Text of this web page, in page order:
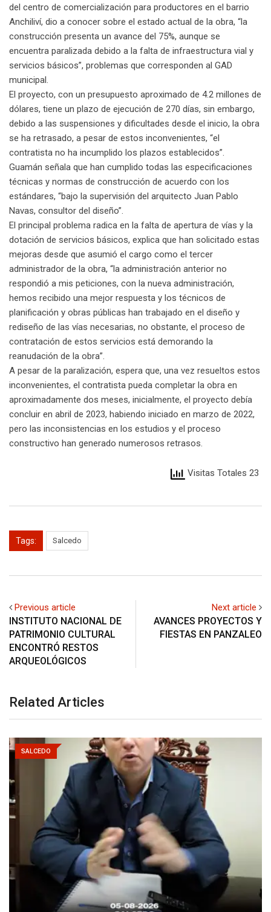
del centro de comercialización para productores en el barrio
Anchiliví, dio a conocer sobre el estado actual de la obra, “la
construcción presenta un avance del 75%, aunque se
encuentra paralizada debido a la falta de infraestructura vial y
servicios básicos”, problemas que corresponden al GAD
municipal.
El proyecto, con un presupuesto aproximado de 4.2 millones de
dólares, tiene un plazo de ejecución de 270 días, sin embargo,
debido a las suspensiones y dificultades desde el inicio, la obra
se ha retrasado, a pesar de estos inconvenientes, “el
contratista no ha incumplido los plazos establecidos”.
Guamán señala que han cumplido todas las especificaciones
técnicas y normas de construcción de acuerdo con los
estándares, “bajo la supervisión del arquitecto Juan Pablo
Navas, consultor del diseño”.
El principal problema radica en la falta de apertura de vías y la
dotación de servicios básicos, explica que han solicitado estas
mejoras desde que asumió el cargo como el tercer
administrador de la obra, “la administración anterior no
respondió a mis peticiones, con la nueva administración,
hemos recibido una mejor respuesta y los técnicos de
planificación y obras públicas han trabajado en el diseño y
rediseño de las vías necesarias, no obstante, el proceso de
contratación de estos servicios está demorando la
reanudación de la obra”.
A pesar de la paralización, espera que, una vez resueltos estos
inconvenientes, el contratista pueda completar la obra en
aproximadamente dos meses, inicialmente, el proyecto debía
concluir en abril de 2023, habiendo iniciado en marzo de 2022,
pero las inconsistencias en los estudios y el proceso
constructivo han generado numerosos retrasos.
Visitas Totales 23
Tags: Salcedo
Previous article
INSTITUTO NACIONAL DE
PATRIMONIO CULTURAL
ENCONTRÓ RESTOS
ARQUEOLÓGICOS
Next article
AVANCES PROYECTOS Y
FIESTAS EN PANZALEO
Related Articles
SALCEDO